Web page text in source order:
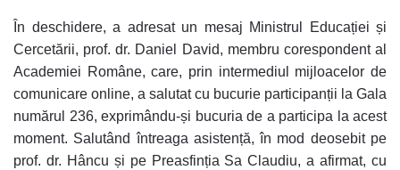
În deschidere, a adresat un mesaj Ministrul Educației și
Cercetării, prof. dr. Daniel David, membru corespondent al
Academiei Române, care, prin intermediul mijloacelor de
comunicare online, a salutat cu bucurie participanții la Gala
numărul 236, exprimându-și bucuria de a participa la acest
moment. Salutând întreaga asistență, în mod deosebit pe
prof. dr. Hâncu și pe Preasfinția Sa Claudiu, a afirmat, cu